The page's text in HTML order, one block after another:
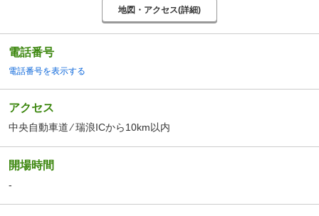
地図・アクセス(詳細)
電話番号
電話番号を表示する
アクセス
中央自動車道 ⁄ 瑞浪ICから10km以内
開場時間
-